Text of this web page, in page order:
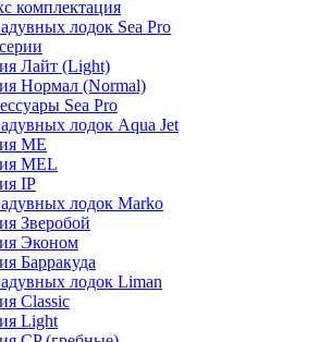
комплектация
лодок Sea Pro
Лайт (Light)
Нормал (Normal)
Sea Pro
лодок Aqua Jet
ME
MEL
IP
лодок Marko
Зверобой
Эконом
Барракуда
лодок Liman
Classic
Light